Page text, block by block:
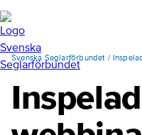
Svenska Seglarförbundet